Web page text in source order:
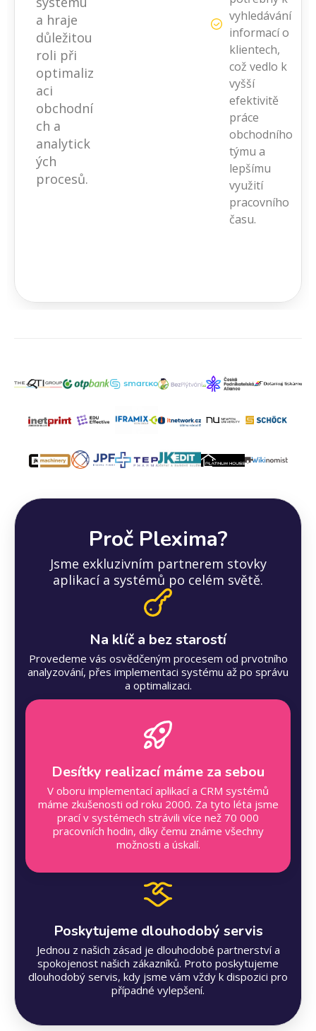
a hraje
důležitou
roli při
optimaliz
aci
obchodní
ch a
analytick
ých
procesů.
vyhledávání
informací o
klientech,
což vedlo k
vyšší
efektivitě
práce
obchodního
týmu a
lepšímu
využití
pracovního
času.
Proč Plexima?
Jsme exkluzivním partnerem stovky
aplikací a systémů po celém světě.
Na klíč a bez starostí
Provedeme vás osvědčeným procesem od prvotního
analyzování, přes implementaci systému až po správu
a optimalizaci.
Desítky realizací máme za sebou
V oboru implementací aplikací a CRM systémů
máme zkušenosti od roku 2000. Za tyto léta jsme
prací v systémech strávili více než 70 000
pracovních hodin, díky čemu známe všechny
možnosti a úskalí.
Poskytujeme dlouhodobý servis
Jednou z našich zásad je dlouhodobé partnerství a
spokojenost našich zákazníků. Proto poskytujeme
dlouhodobý servis, kdy jsme vám vždy k dispozici pro
případné vylepšení.